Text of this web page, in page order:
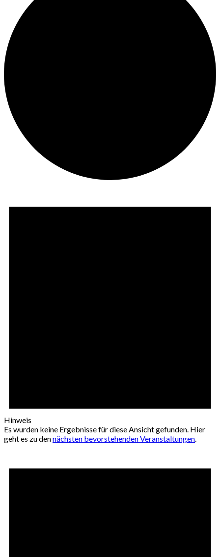
Hinweis
Es wurden keine Ergebnisse für diese Ansicht gefunden. Hier
geht es zu dennächsten bevorstehenden Veranstaltungen.